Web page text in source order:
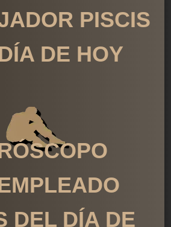
PISCIS
DE HOY
DEL DÍA DE